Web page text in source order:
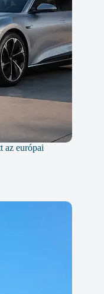
az európai